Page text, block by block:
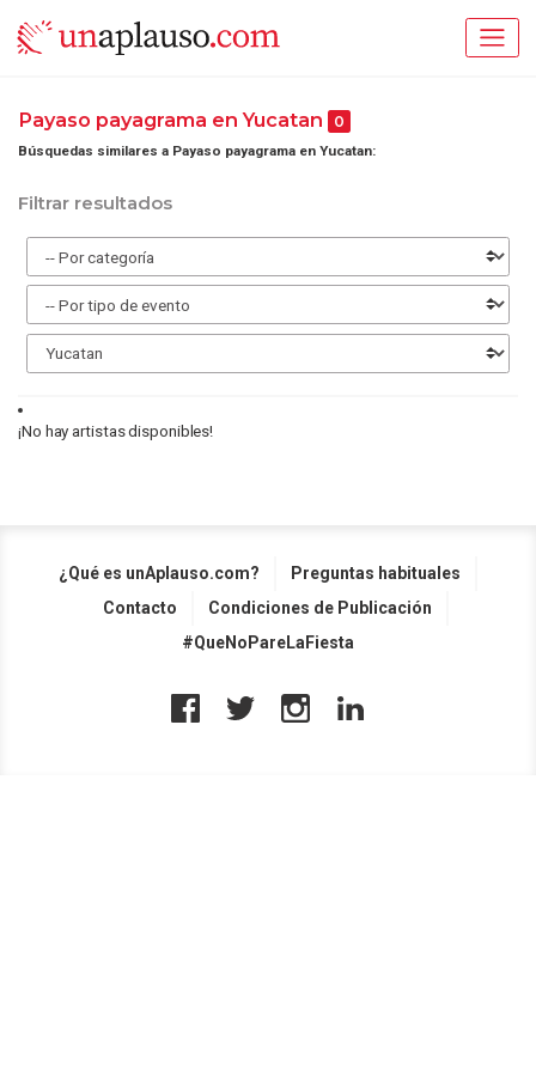
Payaso payagrama en Yucatan 0
Búsquedas similares a Payaso payagrama en Yucatan:
Filtrar resultados
¡No hay artistas disponibles!
¿Qué es unAplauso.com?
Preguntas habituales
Contacto
Condiciones de Publicación
#QueNoPareLaFiesta